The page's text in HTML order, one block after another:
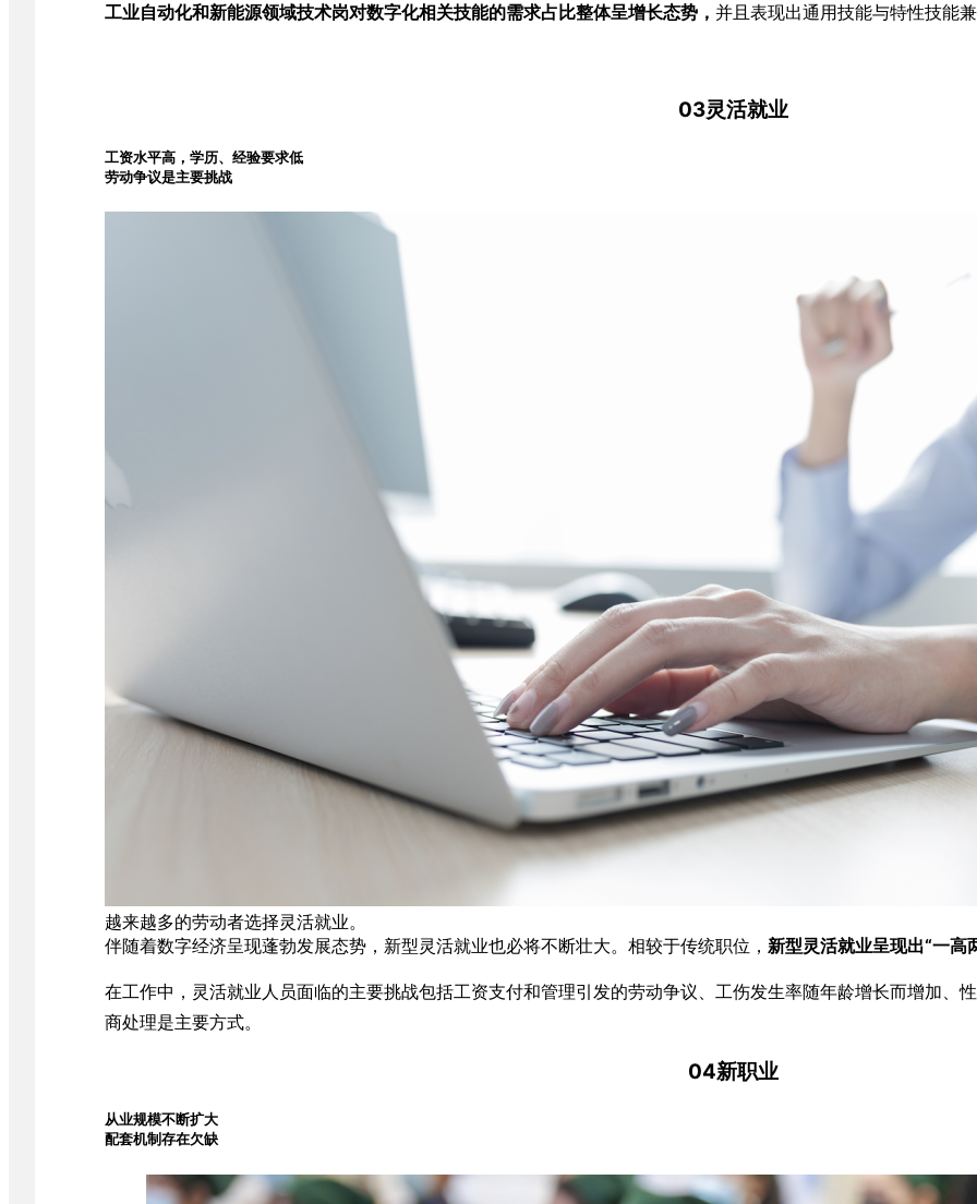
工业自动化和新能源领域技术岗对数字化相关技能的需求占比整体呈增长态势， 并且表现出通用技能与特性技能
03灵活就业
工资水平高，学历、经验要求低
劳动争议是主要挑战
越来越多的劳动者选择灵活就业。
伴随着数字经济呈现蓬勃发展态势，新型灵活就业也必将不断壮大。相较于传统职位， 新型灵活就业呈现出“一高
在工作中，灵活就业人员面临的主要挑战包括工资支付和管理引发的劳动争议、工伤发生率随年龄增长而增加、
商处理是主要方式。
04新职业
从业规模不断扩大
配套机制存在欠缺